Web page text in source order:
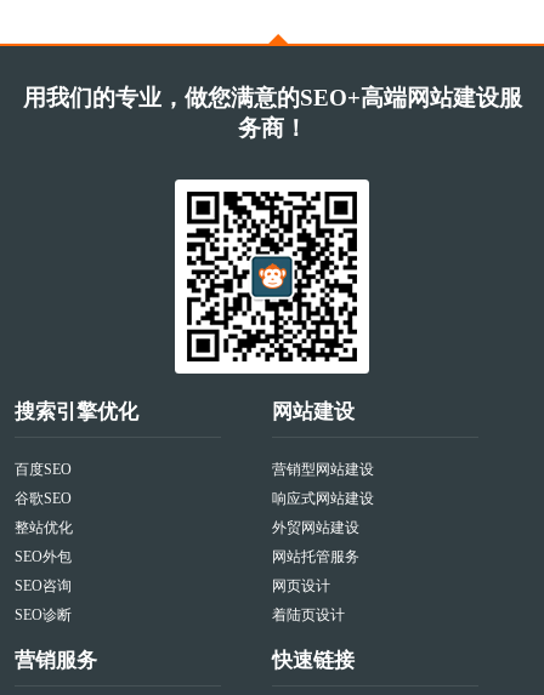
用我们的专业，做您满意的SEO+高端网站建设服
务商！
搜索引擎优化
百度SEO
谷歌SEO
整站优化
SEO外包
SEO咨询
SEO诊断
网站建设
营销型网站建设
响应式网站建设
外贸网站建设
网站托管服务
网页设计
着陆页设计
营销服务 快速链接